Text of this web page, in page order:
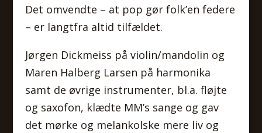
Det omvendte – at pop gør folk’en federe
– er langtfra altid tilfældet.
Jørgen Dickmeiss på violin/mandolin og
Maren Halberg Larsen på harmonika
samt de øvrige instrumenter, bl.a. fløjte
og saxofon, klædte MM’s sange og gav
det mørke og melankolske mere liv og